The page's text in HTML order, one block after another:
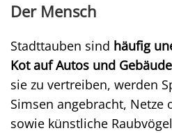
Der Mensch
Stadttauben sind häufig
Kot auf Autos und
sie zu vertreiben, werden
Simsen angebracht, Netze
sowie künstliche